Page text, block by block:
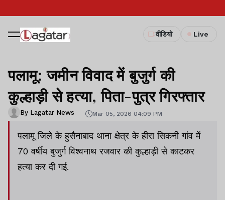
वीडियो Live
पलामू: जमीन विवाद में बुजुर्ग की
कुल्हाड़ी से हत्या, पिता-पुत्र गिरफ्तार
By Lagatar News Mar 05, 2026 04:09 PM
पलामू जिले के हुसैनाबाद थाना क्षेत्र के हीरा सिकनी गांव में
70 वर्षीय बुजुर्ग विश्वनाथ रजवार की कुल्हाड़ी से काटकर
हत्या कर दी गई.